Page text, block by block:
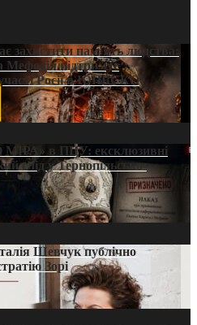
захистити пам’ять людства:
підтримує
Росії в ЮНЕСКО
в ПЦУ: ексклюзивні
слід у Тернопільсько-
Шевчук публічно
Зорі